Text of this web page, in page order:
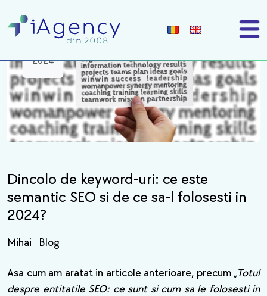
18
2024
Dincolo de keyword-uri: ce este
semantic SEO si de ce sa-l folosesti in
2024?
Mihai Blog
Asa cum am aratat in articole anterioare, precum „Totul
despre entitatile SEO: ce sunt si cum sa le folosesti in